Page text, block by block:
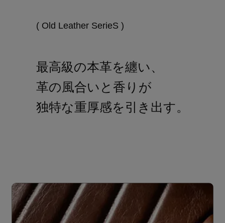
( Old Leather SerieS )
最高級の本革を纏い、
革の風合いと香りが
独特な重厚感を引き出す。